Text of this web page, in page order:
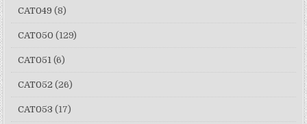
CAT049 (8)
CAT050 (129)
CAT051 (6)
CAT052 (26)
CAT053 (17)